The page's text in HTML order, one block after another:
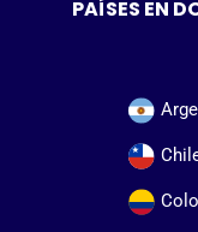
PAÍSES EN